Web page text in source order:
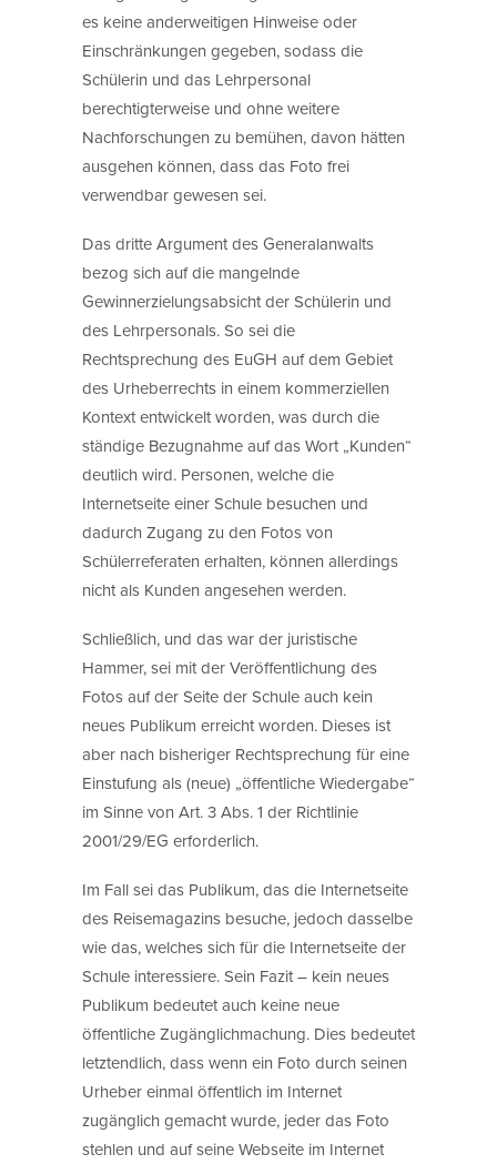
es keine anderweitigen Hinweise oder
Einschränkungen gegeben, sodass die
Schülerin und das Lehrpersonal
berechtigterweise und ohne weitere
Nachforschungen zu bemühen, davon hätten
ausgehen können, dass das Foto frei
verwendbar gewesen sei.
Das dritte Argument des Generalanwalts
bezog sich auf die mangelnde
Gewinnerzielungsabsicht der Schülerin und
des Lehrpersonals. So sei die
Rechtsprechung des EuGH auf dem Gebiet
des Urheberrechts in einem kommerziellen
Kontext entwickelt worden, was durch die
ständige Bezugnahme auf das Wort „Kunden“
deutlich wird. Personen, welche die
Internetseite einer Schule besuchen und
dadurch Zugang zu den Fotos von
Schülerreferaten erhalten, können allerdings
nicht als Kunden angesehen werden.
Schließlich, und das war der juristische
Hammer, sei mit der Veröffentlichung des
Fotos auf der Seite der Schule auch kein
neues Publikum erreicht worden. Dieses ist
aber nach bisheriger Rechtsprechung für eine
Einstufung als (neue) „öffentliche Wiedergabe“
im Sinne von Art. 3 Abs. 1 der Richtlinie
2001/29/EG erforderlich.
Im Fall sei das Publikum, das die Internetseite
des Reisemagazins besuche, jedoch dasselbe
wie das, welches sich für die Internetseite der
Schule interessiere. Sein Fazit – kein neues
Publikum bedeutet auch keine neue
öffentliche Zugänglichmachung. Dies bedeutet
letztendlich, dass wenn ein Foto durch seinen
Urheber einmal öffentlich im Internet
zugänglich gemacht wurde, jeder das Foto
stehlen und auf seine Webseite im Internet